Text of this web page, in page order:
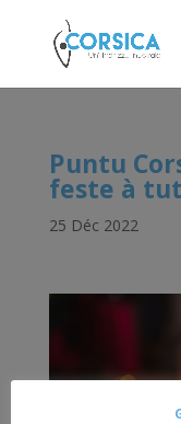
Puntu
feste à
25 Déc 2022